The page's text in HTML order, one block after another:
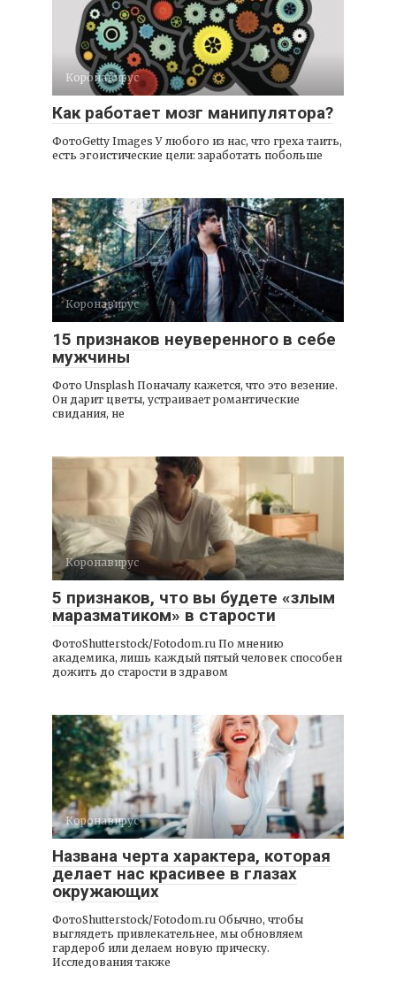
Коронавирус
Как работает мозг манипулятора?
ФотоGetty Images У любого из нас, что греха таить,
есть эгоистические цели: заработать побольше
Коронавирус
15 признаков неуверенного в себе
мужчины
Фото Unsplash Поначалу кажется, что это везение.
Он дарит цветы, устраивает романтические
свидания, не
Коронавирус
5 признаков, что вы будете «злым
маразматиком» в старости
ФотоShutterstock/Fotodom.ru По мнению
академика, лишь каждый пятый человек способен
дожить до старости в здравом
Коронавирус
Названа черта характера, которая
делает нас красивее в глазах
окружающих
ФотоShutterstock/Fotodom.ru Обычно, чтобы
выглядеть привлекательнее, мы обновляем
гардероб или делаем новую прическу.
Исследования также